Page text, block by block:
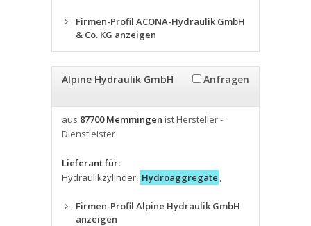
Firmen-Profil ACONA-Hydraulik GmbH
& Co. KG anzeigen
Alpine Hydraulik GmbH Anfragen
aus 87700 Memmingen ist Hersteller -
Dienstleister
Lieferant für:
Hydraulikzylinder, Hydroaggregate ,
Firmen-Profil Alpine Hydraulik GmbH
anzeigen